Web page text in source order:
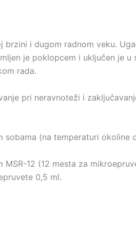
i dugom radnom veku.
je poklopcem i uključen je
rada.
pri neravnoteži i
sobama (na temperaturi okoline
12 (12 mesta za
0,5 ml.